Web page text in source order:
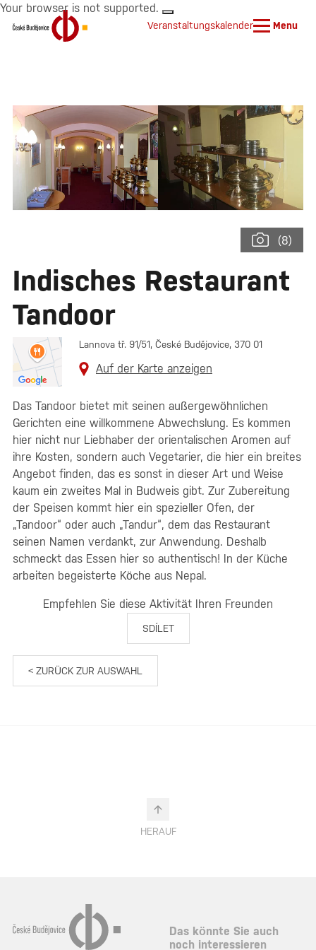
Your browser is not supported.
Veranstaltungskalender Menu
(8)
Indisches Restaurant
Tandoor
Lannova tř. 91/51, České Budějovice, 370 01
Auf der Karte anzeigen
Das Tandoor bietet mit seinen außergewöhnlichen
Gerichten eine willkommene Abwechslung. Es kommen
hier nicht nur Liebhaber der orientalischen Aromen auf
ihre Kosten, sondern auch Vegetarier, die hier ein breites
Angebot finden, das es sonst in dieser Art und Weise
kaum ein zweites Mal in Budweis gibt. Zur Zubereitung
der Speisen kommt hier ein spezieller Ofen, der
„Tandoor“ oder auch „Tandur“, dem das Restaurant
seinen Namen verdankt, zur Anwendung. Deshalb
schmeckt das Essen hier so authentisch! In der Küche
arbeiten begeisterte Köche aus Nepal.
Empfehlen Sie diese Aktivität Ihren Freunden
SDÍLET
< ZURÜCK ZUR AUSWAHL
HERAUF
Das könnte Sie auch
noch interessieren